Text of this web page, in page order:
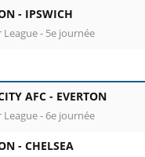
- IPSWICH
League - 5e journée
AFC - EVERTON
League - 6e journée
- CHELSEA